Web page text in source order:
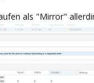
als "Mirror"